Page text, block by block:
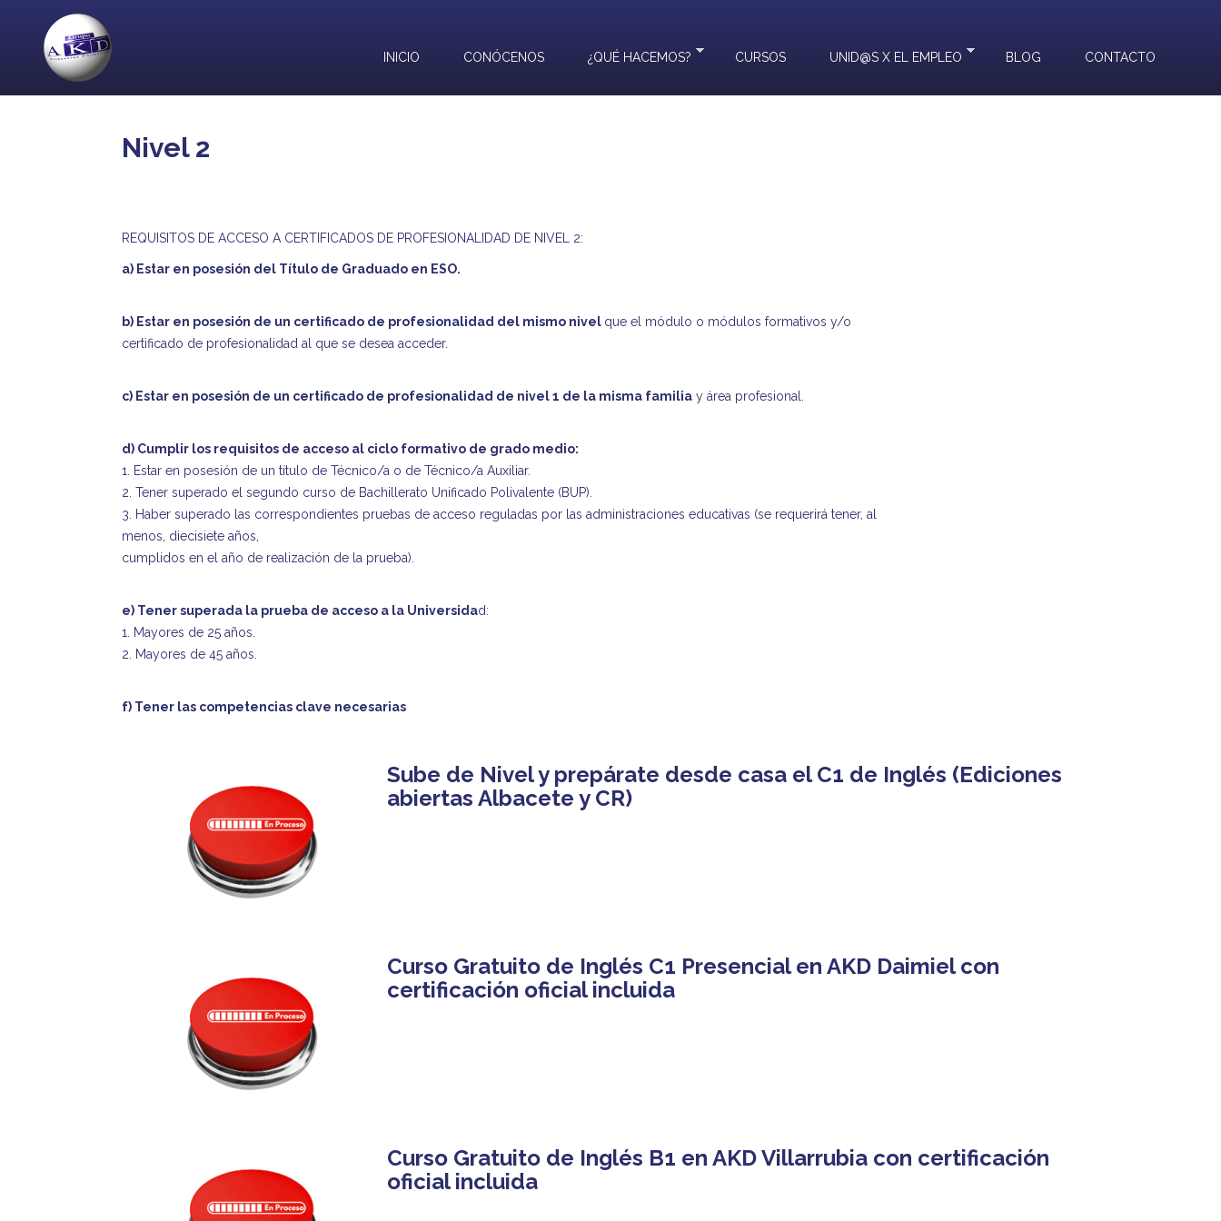
contenido
INICIO CONÓCENOS ¿QUÉ HACEMOS? CURSOS UNID@S X EL EMPLEO BLOG CONTACTO
Nivel 2
REQUISITOS DE ACCESO A CERTIFICADOS DE PROFESIONALIDAD DE NIVEL 2:
a) Estar en posesión del Título de Graduado en ESO.
b) Estar en posesión de un certificado de profesionalidad del mismo nivel que el módulo o módulos formativos y/o
certificado de profesionalidad al que se desea acceder.
c) Estar en posesión de un certificado de profesionalidad de nivel 1 de la misma familia y área profesional.
d) Cumplir los requisitos de acceso al ciclo formativo de grado medio:
1. Estar en posesión de un título de Técnico/a o de Técnico/a Auxiliar.
2. Tener superado el segundo curso de Bachillerato Unificado Polivalente (BUP).
3. Haber superado las correspondientes pruebas de acceso reguladas por las administraciones educativas (se requerirá tener, al
menos, diecisiete años,
cumplidos en el año de realización de la prueba).
e) Tener superada la prueba de acceso a la Universidad:
1. Mayores de 25 años.
2. Mayores de 45 años.
f) Tener las competencias clave necesarias
Sube de Nivel y prepárate desde casa el C1 de Inglés (Ediciones
abiertas Albacete y CR)
Curso Gratuito de Inglés C1 Presencial en AKD Daimiel con
certificación oficial incluida
Curso Gratuito de Inglés B1 en AKD Villarrubia con certificación
oficial incluida